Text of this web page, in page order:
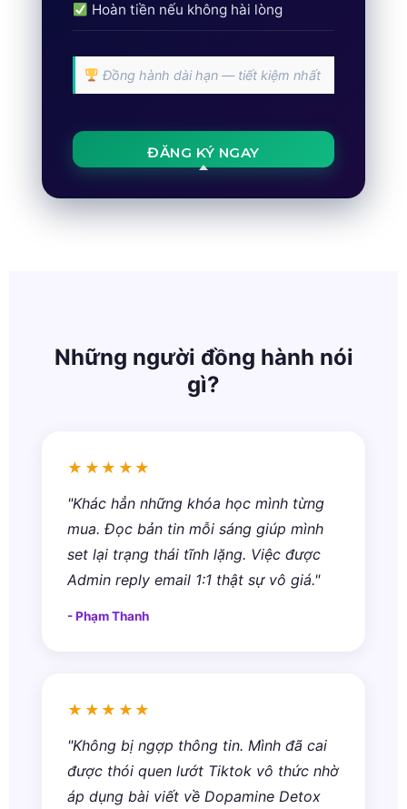
Hoàn tiền nếu không hài lòng
Đồng hành dài hạn — tiết kiệm nhất
ĐĂNG KÝ NGAY
Những người đồng hành nói
gì?
★★★★★
"Khác hẳn những khóa học mình từng
mua. Đọc bản tin mỗi sáng giúp mình
set lại trạng thái tĩnh lặng. Việc được
Admin reply email 1:1 thật sự vô giá."
- Phạm Thanh
★★★★★
"Không bị ngợp thông tin. Mình đã cai
được thói quen lướt Tiktok vô thức nhờ
áp dụng bài viết về Dopamine Detox